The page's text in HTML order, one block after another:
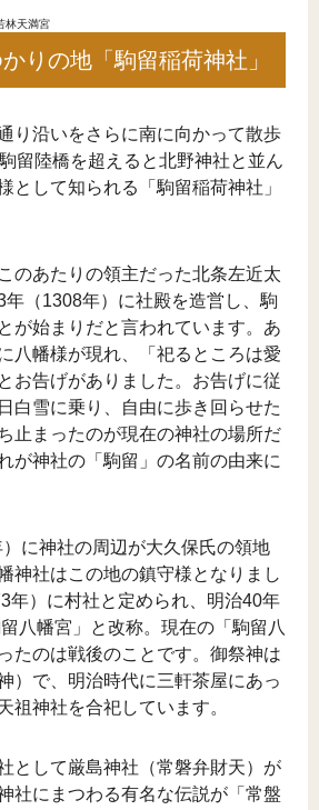
林天満宮
りの地「駒留稲荷神社」
り沿いをさらに南に向かって散歩
留陸橋を超えると北野神社と並ん
として知られる「駒留稲荷神社」
のあたりの領主だった北条左近太
年（1308年）に社殿を造営し、駒
が始まりだと言われています。あ
八幡様が現れ、「祀るところは愛
お告げがありました。お告げに従
白雪に乗り、自由に歩き回らせた
止まったのが現在の神社の場所だ
が神社の「駒留」の名前の由来に
に神社の周辺が大久保氏の領地
神社はこの地の鎮守様となりまし
年）に村社と定められ、明治40年
八幡宮」と改称。現在の「駒留八
たのは戦後のことです。御祭神は
）で、明治時代に三軒茶屋にあっ
祖神社を合祀しています。
として厳島神社（常磐弁財天）が
社にまつわる有名な伝説が「常盤